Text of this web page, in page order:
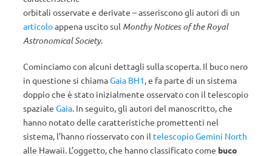
orbitali osservate e derivate – asseriscono gli autori di un
articoloappena uscito sul Monthy Notices of the Royal
Astronomical Society.
Cominciamo con alcuni dettagli sulla scoperta. Il buco nero
in questione si chiamaGaia BH1, e fa parte di un sistema
doppio che è stato inizialmente osservato con il telescopio
spaziale Gaia. In seguito, gli autori del manoscritto, che
hanno notato delle caratteristiche promettenti nel
sistema, l’hanno riosservato con il telescopio Gemini North
alle Hawaii. L’oggetto, che hanno classificato come buco